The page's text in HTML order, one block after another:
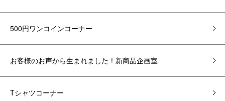
500円ワンコインコーナー
お客様のお声から生まれました！新商品企画室
Tシャツコーナー